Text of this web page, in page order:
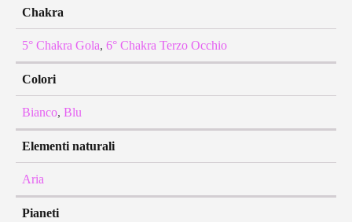
Chakra
5° Chakra Gola, 6° Chakra Terzo Occhio
Colori
Bianco, Blu
Elementi naturali
Aria
Pianeti